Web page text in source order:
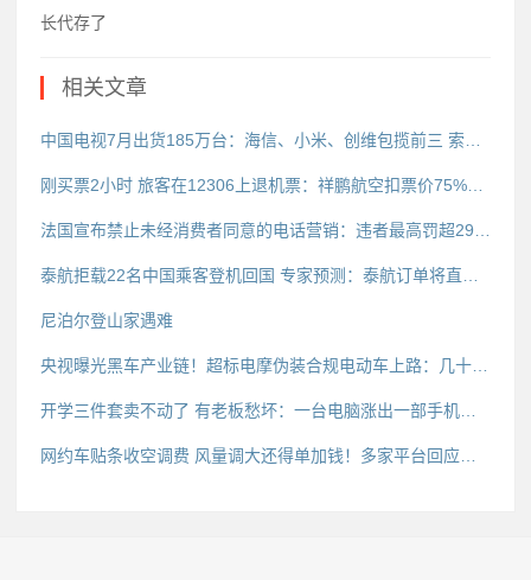
长代存了
相关文章
尼泊尔登山家遇难